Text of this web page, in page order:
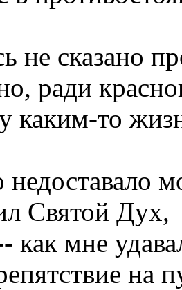
не сказано
ради
каким-то
недоставало
Святой Дух,
мне
на